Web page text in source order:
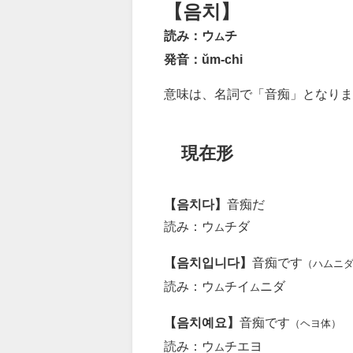
【음치】
読み：ウムチ
発音：ŭm-chi
意味は、名詞で「音痴」となりま
現在形
【음치다】 音痴だ
読み：ウ ムチダ
【음치입니다】 音痴です （ハムニ
読み：ウ ムチイ ム ニダ
【음치예요】 音痴です （ヘヨ体）
読み：ウ ムチエヨ